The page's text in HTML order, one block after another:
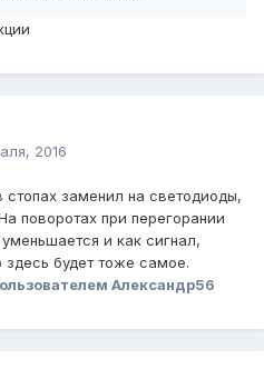
2016
заменил на светодиоды,
поворотах при перегорании
и как сигнал,
будет тоже самое.
Александр56